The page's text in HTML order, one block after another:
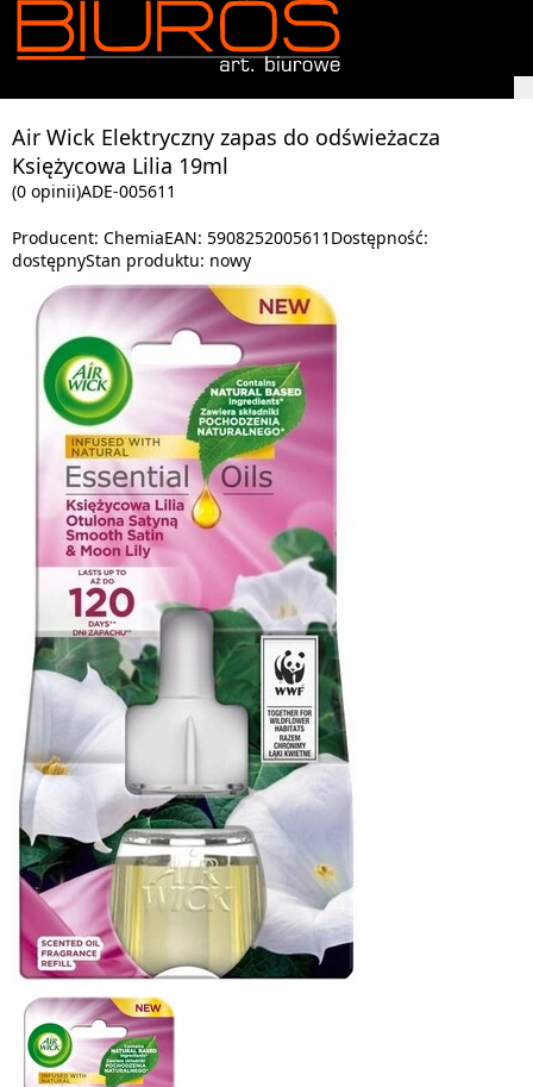
Air Wick Elektryczny zapas do odświeżacza
Księżycowa Lilia 19ml
(0 opinii)ADE-005611
Producent: ChemiaEAN: 5908252005611 Dostępność:
dostępnyStan produktu: nowy